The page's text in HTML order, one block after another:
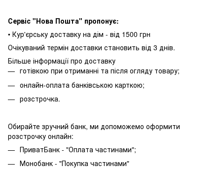
Сервіс "Нова Пошта" пропонує:
• Кур'єрську доставку на дім - від 1500 грн
Очікуваний термін доставки становить від 3 днів.
Більше інформації про доставку
готівкою при отриманні та після огляду товару;
онлайн-оплата банківською карткою;
розстрочка.
Обирайте зручний банк, ми допоможемо оформити
розстрочку онлайн:
ПриватБанк - "Оплата частинами";
Монобанк - "Покупка частинами"